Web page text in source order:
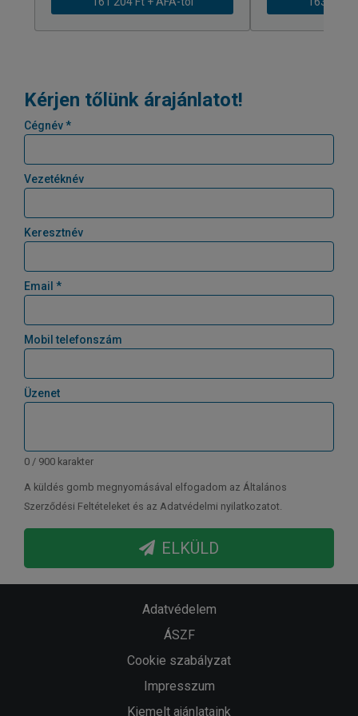
Kérjen tőlünk árajánlatot!
Cégnév *
Vezetéknév
Keresztnév
Email *
Mobil telefonszám
Üzenet
0 / 900 karakter
A küldés gomb megnyomásával elfogadom az Általános
Szerződési Feltételeket és az Adatvédelmi nyilatkozatot.
ELKÜLD
Adatvédelem
ÁSZF
Cookie szabályzat
Impresszum
Kiemelt ajánlataink